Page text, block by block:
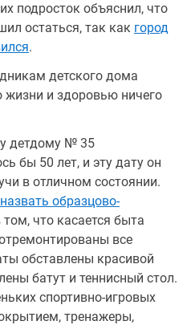
подросток объяснил, что
остаться, так как город
.
детского дома
жизни и здоровью ничего
детдому № 35
бы 50 лет, и эту дату он
в отличном состоянии.
образцово-
что касается быта
все
обставлены красивой
батут и теннисный стол.
спортивно-игровых
тренажеры,